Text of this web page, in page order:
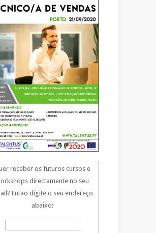
receber os futuros cursos e
directamente no seu
Então digite o seu endereço
abaixo: